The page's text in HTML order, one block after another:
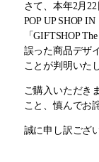
さて、本年2月
POP UP SHOP
「GIFTSHOP
誤った商品デザ
ことが判明いた
ご購入いただき
こと、慎んでお
誠に申し訳ござ